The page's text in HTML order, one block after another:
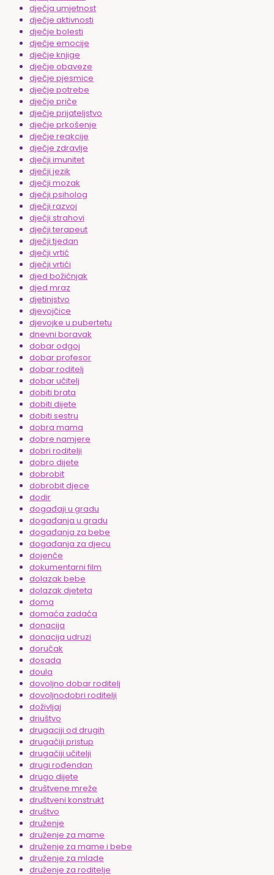
dječja umjetnost
dječje aktivnosti
dječje bolesti
dječje emocije
dječje knjige
dječje obaveze
dječje pjesmice
dječje potrebe
dječje priče
dječje prijateljstvo
dječje prkošenje
dječje reakcije
dječje zdravlje
dječji imunitet
dječji jezik
dječji mozak
dječji psiholog
dječji razvoj
dječji strahovi
dječji terapeut
dječji tjedan
dječji vrtić
dječji vrtići
djed božićnjak
djed mraz
djetinjstvo
djevojčice
djevojke u pubertetu
dnevni boravak
dobar odgoj
dobar profesor
dobar roditelj
dobar učitelj
dobiti brata
dobiti dijete
dobiti sestru
dobra mama
dobre namjere
dobri roditelji
dobro dijete
dobrobit
dobrobit djece
dodir
događaji u gradu
događanja u gradu
događanja za bebe
događanja za djecu
dojenče
dokumentarni film
dolazak bebe
dolazak djeteta
doma
domaća zadaća
donacija
donacija udruzi
doručak
dosada
doula
dovoljno dobar roditelj
dovoljnodobri roditelji
doživljaj
driuštvo
drugaciji od drugih
drugačiji pristup
drugačiji učitelji
drugi rođendan
drugo dijete
društvene mreže
društveni konstrukt
društvo
druženje
druženje za mame
druženje za mame i bebe
druženje za mlade
druženje za roditelje